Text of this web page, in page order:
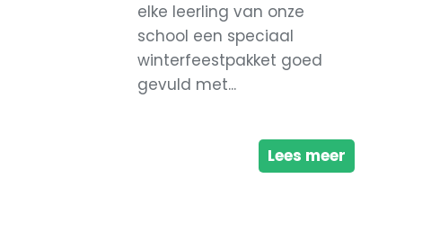
elke leerling van onze
school een speciaal
winterfeestpakket goed
gevuld met...
Lees meer